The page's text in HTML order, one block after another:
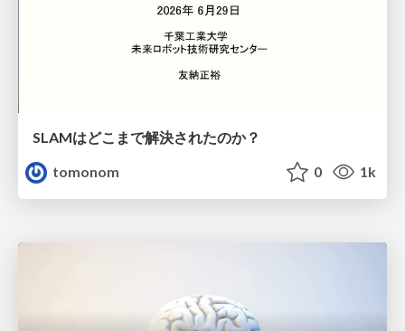
SLAMはどこまで解決されたのか？
tomonom
0 1k